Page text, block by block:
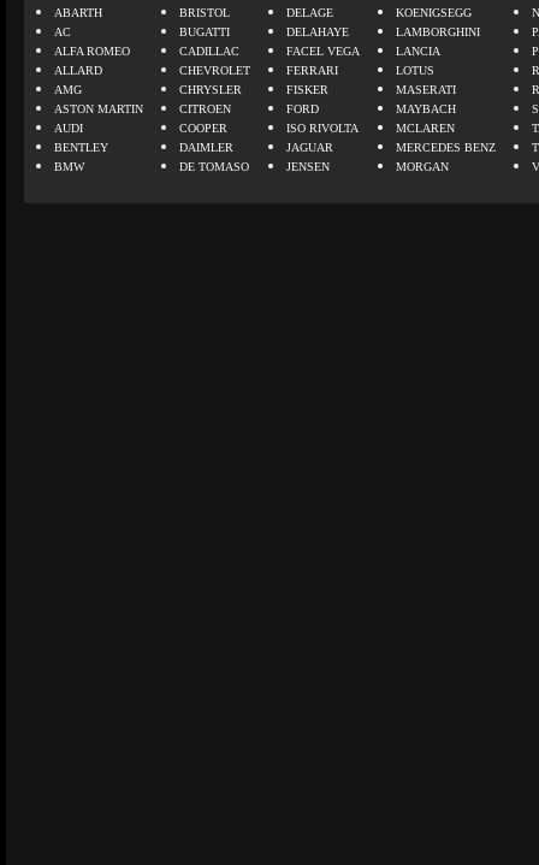
ABARTH
AC
ALFA ROMEO
ALLARD
AMG
ASTON MARTIN
AUDI
BENTLEY
BMW
BRISTOL
BUGATTI
CADILLAC
CHEVROLET
CHRYSLER
CITROEN
COOPER
DAIMLER
DE TOMASO
DELAGE
DELAHAYE
FACEL VEGA
FERRARI
FISKER
FORD
ISO RIVOLTA
JAGUAR
JENSEN
KOENIGSEGG
LAMBORGHINI
LANCIA
LOTUS
MASERATI
MAYBACH
MCLAREN
MERCEDES BENZ
MORGAN